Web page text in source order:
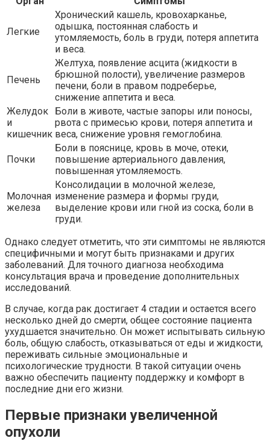
Легкие
Хронический кашель, кровохарканье,
одышка, постоянная слабость и
утомляемость, боль в груди, потеря аппетита
и веса.
Печень
Желтуха, появление асцита (жидкости в
брюшной полости), увеличение размеров
печени, боли в правом подреберье,
снижение аппетита и веса.
Желудок
и
кишечник
Боли в животе, частые запоры или поносы,
рвота с примесью крови, потеря аппетита и
веса, снижение уровня гемоглобина.
Почки
Боли в пояснице, кровь в моче, отеки,
повышение артериального давления,
повышенная утомляемость.
Молочная
железа
Консолидации в молочной железе,
изменение размера и формы груди,
выделение крови или гной из соска, боли в
груди.
Однако следует отметить, что эти симптомы не являются
специфичными и могут быть признаками и других
заболеваний. Для точного диагноза необходима
консультация врача и проведение дополнительных
исследований.
В случае, когда рак достигает 4 стадии и остается всего
несколько дней до смерти, общее состояние пациента
ухудшается значительно. Он может испытывать сильную
боль, общую слабость, отказываться от еды и жидкости,
переживать сильные эмоциональные и
психологические трудности. В такой ситуации очень
важно обеспечить пациенту поддержку и комфорт в
последние дни его жизни.
Первые признаки увеличенной
опухоли